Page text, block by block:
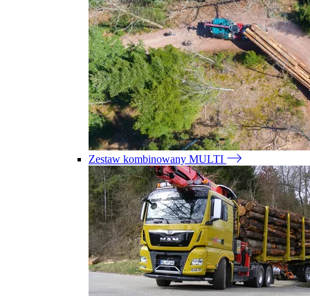
Zestaw kombinowany MULTI